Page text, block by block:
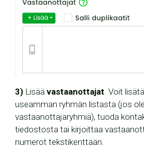
3) Lisää vastaanottajat . Voit
useamman ryhmän listasta (jos
vastaanottajaryhmiä), tuoda
tiedostosta tai kirjoittaa
numerot tekstikenttään.